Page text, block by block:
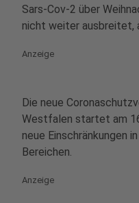
Sars-Cov-2 über
nicht weiter ausbreitet,
Anzeige
Die neue
Westfalen startet am
neue Einschränkungen
Bereichen.
Anzeige